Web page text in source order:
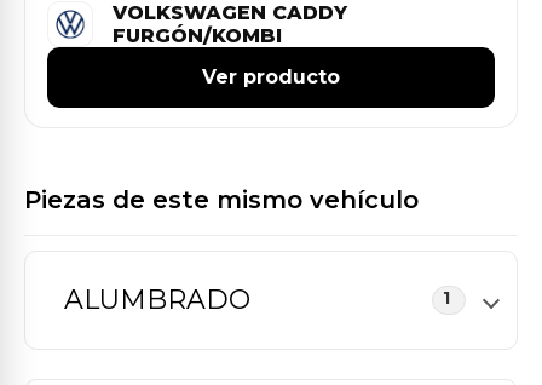
VOLKSWAGEN CADDY
FURGÓN/KOMBI
Ver producto
Piezas de este mismo vehículo
ALUMBRADO 1